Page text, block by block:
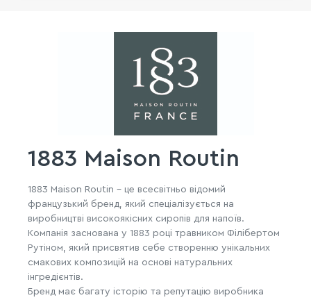
1883 Maison Routin
1883 Maison Routin – це всесвітньо відомий
французький бренд, який спеціалізується на
виробництві високоякісних сиропів для напоїв.
Компанія заснована у 1883 році травником Філібертом
Рутіном, який присвятив себе створенню унікальних
смакових композицій на основі натуральних
інгредієнтів.
Бренд має багату історію та репутацію виробника